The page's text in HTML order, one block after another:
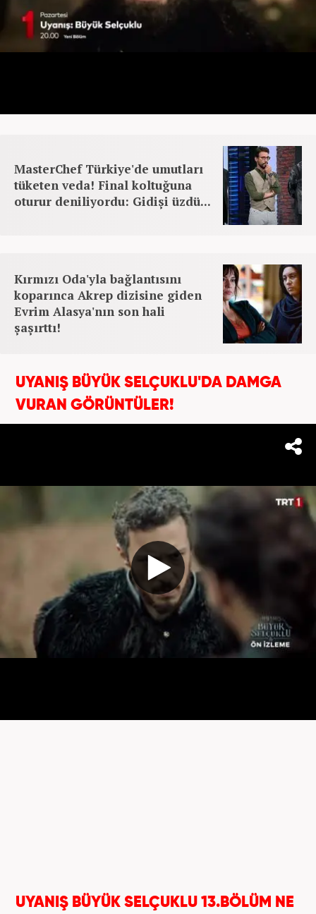
MasterChef Türkiye'de umutları
tüketen veda! Final koltuğuna
oturur deniliyordu: Gidişi üzdü...
Kırmızı Oda'yla bağlantısını
koparınca Akrep dizisine giden
Evrim Alasya'nın son hali
şaşırttı!
UYANIŞ BÜYÜK SELÇUKLU'DA DAMGA
VURAN GÖRÜNTÜLER!
UYANIŞ BÜYÜK SELÇUKLU 13.BÖLÜM NE